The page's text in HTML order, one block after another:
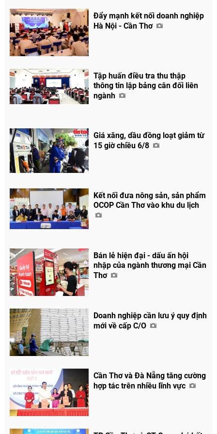
Đẩy mạnh kết nối doanh nghiệp
Hà Nội - Cần Thơ
Tập huấn điều tra thu thập
thông tin lập bảng cân đối liên
ngành
Giá xăng, dầu đồng loạt giảm từ
15 giờ chiều 6/8
Kết nối đưa nông sản, sản phẩm
OCOP Cần Thơ vào khu du lịch
Bán lẻ hiện đại - dấu ấn hội
nhập của ngành thương mại Cần
Thơ
Doanh nghiệp cần lưu ý quy định
mới về cấp C/O
Cần Thơ và Đà Nẵng tăng cường
hợp tác trên nhiều lĩnh vực